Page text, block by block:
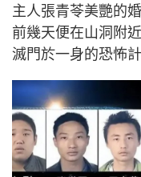
主人張青苓美艷的
前幾天便在山洞附
滅門於一身的恐怖計